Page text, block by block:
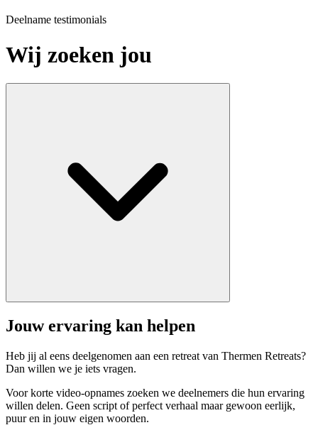
Deelname testimonials
Wij zoeken jou
Jouw ervaring kan helpen
Heb jij al eens deelgenomen aan een retreat van Thermen Retreats?
Dan willen we je iets vragen.
Voor korte video-opnames zoeken we deelnemers die hun ervaring
willen delen. Geen script of perfect verhaal maar gewoon eerlijk,
puur en in jouw eigen woorden.